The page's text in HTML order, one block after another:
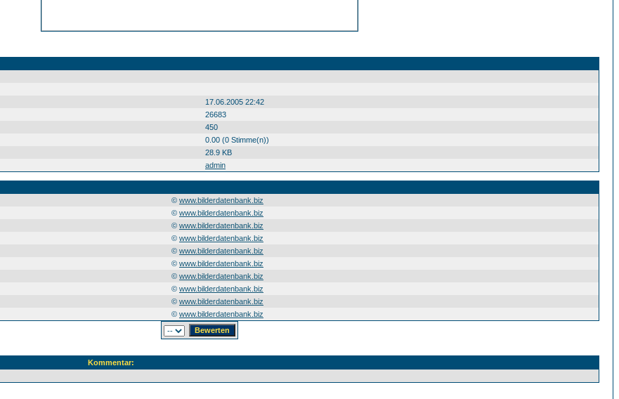
17.06.2005 22:42
26683
450
0.00 (0 Stimme(n))
28.9 KB
admin
© www.bilderdatenbank.biz
© www.bilderdatenbank.biz
© www.bilderdatenbank.biz
© www.bilderdatenbank.biz
© www.bilderdatenbank.biz
© www.bilderdatenbank.biz
© www.bilderdatenbank.biz
© www.bilderdatenbank.biz
© www.bilderdatenbank.biz
© www.bilderdatenbank.biz
Kommentar: